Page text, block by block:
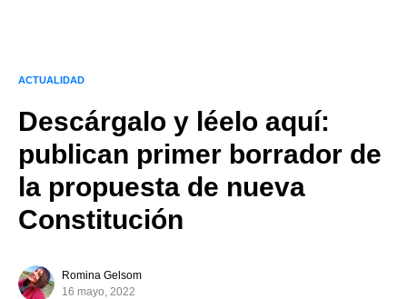
ACTUALIDAD
Descárgalo y léelo aquí:
publican primer borrador de
la propuesta de nueva
Constitución
Romina Gelsom
16 mayo, 2022